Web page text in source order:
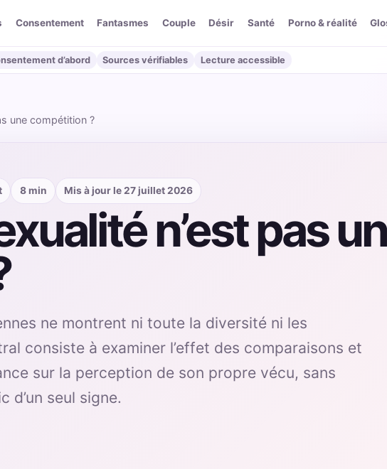
Consentement Fantasmes Couple Désir Santé Porno & réalité
d’abord Sources vérifiables Lecture accessible
une compétition ?
8 min Mis à jour le 27 juillet 2026
n’est pas
ne montrent ni toute la diversité ni les
consiste à examiner l’effet des comparaisons et
sur la perception de son propre vécu, sans
d’un seul signe.